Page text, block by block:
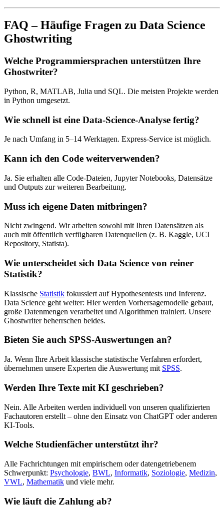
FAQ – Häufige Fragen zu Data Science
Ghostwriting
Welche Programmiersprachen unterstützen Ihre
Ghostwriter?
Python, R, MATLAB, Julia und SQL. Die meisten Projekte werden
in Python umgesetzt.
Wie schnell ist eine Data-Science-Analyse fertig?
Je nach Umfang in 5–14 Werktagen. Express-Service ist möglich.
Kann ich den Code weiterverwenden?
Ja. Sie erhalten alle Code-Dateien, Jupyter Notebooks, Datensätze
und Outputs zur weiteren Bearbeitung.
Muss ich eigene Daten mitbringen?
Nicht zwingend. Wir arbeiten sowohl mit Ihren Datensätzen als
auch mit öffentlich verfügbaren Datenquellen (z. B. Kaggle, UCI
Repository, Statista).
Wie unterscheidet sich Data Science von reiner
Statistik?
Klassische Statistik fokussiert auf Hypothesentests und Inferenz.
Data Science geht weiter: Hier werden Vorhersagemodelle gebaut,
große Datenmengen verarbeitet und Algorithmen trainiert. Unsere
Ghostwriter beherrschen beides.
Bieten Sie auch SPSS-Auswertungen an?
Ja. Wenn Ihre Arbeit klassische statistische Verfahren erfordert,
übernehmen unsere Experten die Auswertung mit SPSS.
Werden Ihre Texte mit KI geschrieben?
Nein. Alle Arbeiten werden individuell von unseren qualifizierten
Fachautoren erstellt – ohne den Einsatz von ChatGPT oder anderen
KI-Tools.
Welche Studienfächer unterstützt ihr?
Alle Fachrichtungen mit empirischem oder datengetriebenem
Schwerpunkt: Psychologie, BWL, Informatik, Soziologie, Medizin,
VWL, Mathematik und viele mehr.
Wie läuft die Zahlung ab?